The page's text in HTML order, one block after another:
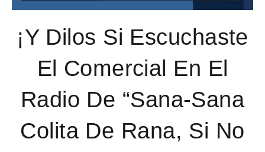
¡Y Dilos Si Escuchaste
El Comercial En El
Radio De “Sana-Sana
Colita De Rana, Si No